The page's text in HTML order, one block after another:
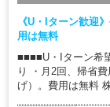
《U・Iターン歓迎
用は無料
■■■■U・Iターン希
り ・月2回、帰省
げ）。費用は無料